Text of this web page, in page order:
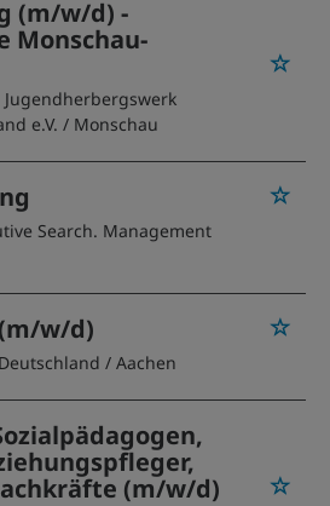
(m/w/d) -
Monschau-
Jugendherbergswerk
e.V. / Monschau
Search. Management
w/d)
/ Aachen
(m/w/d)